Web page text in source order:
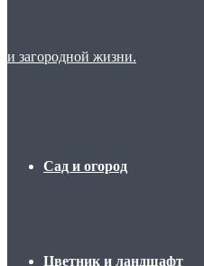
Сад и огород
Цветник и ландшафт